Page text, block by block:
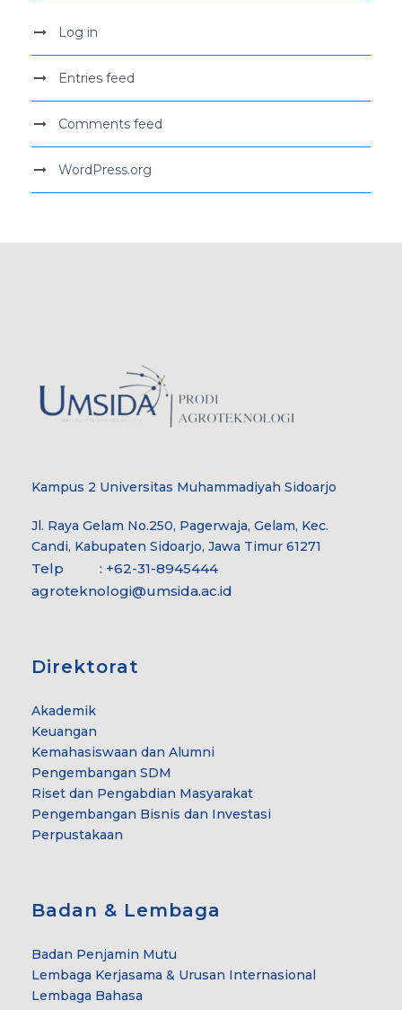
Log in
Entries feed
Comments feed
WordPress.org
Kampus 2 Universitas Muhammadiyah Sidoarjo
Jl. Raya Gelam No.250, Pagerwaja, Gelam, Kec.
Candi, Kabupaten Sidoarjo, Jawa Timur 61271
Telp : +62-31-8945444
agroteknologi@umsida.ac.id
Direktorat
Akademik
Keuangan
Kemahasiswaan dan Alumni
Pengembangan SDM
Riset dan Pengabdian Masyarakat
Pengembangan Bisnis dan Investasi
Perpustakaan
Badan & Lembaga
Badan Penjamin Mutu
Lembaga Kerjasama & Urusan Internasional
Lembaga Bahasa